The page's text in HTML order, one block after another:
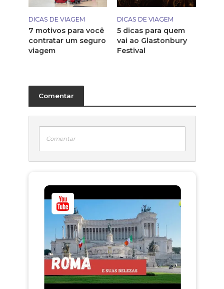
DICAS DE VIAGEM
7 motivos para você
contratar um seguro
viagem
DICAS DE VIAGEM
5 dicas para quem
vai ao Glastonbury
Festival
Comentar
Comentar